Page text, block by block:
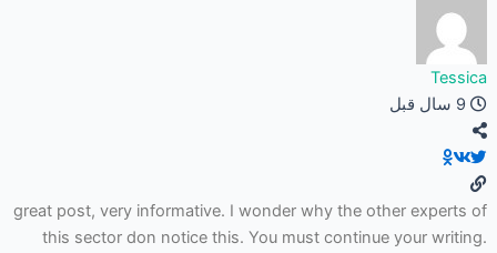
Tessica
9 سال قبل
great post, very informative. I wonder why the other experts of
this sector don notice this. You must continue your writing.